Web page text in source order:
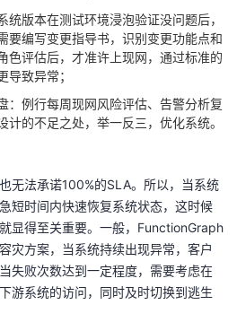
统版本在测试环境浸泡验证没问题后，
要编写变更指导书，识别变更功能点和
色评估后，才准许上现网，通过标准的
导致异常；
：例行每周现网风险评估、告警分析复
计的不足之处，举一反三，优化系统。
无法承诺100%的SLA。所以，当系统
短时间内快速恢复系统状态，这时候
显得至关重要。一般， FunctionGraph
灾方案，当系统持续出现异常，客户
失败次数达到一定程度，需要考虑在
游系统的访问，同时及时切换到逃生